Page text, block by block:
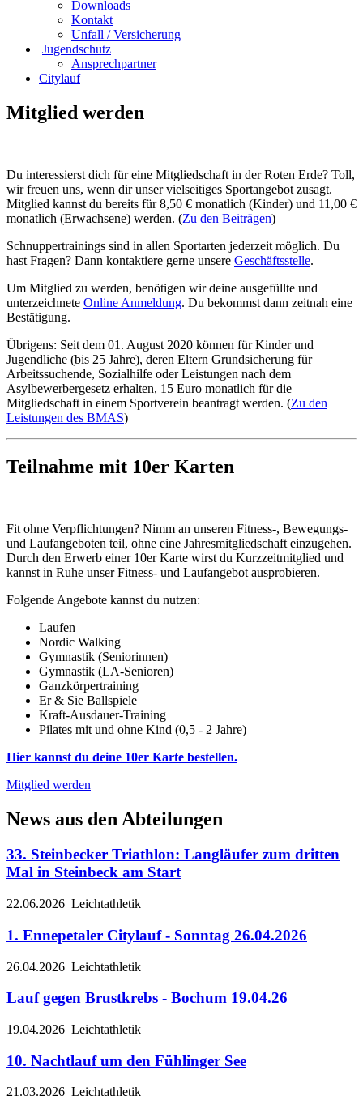
Downloads
Kontakt
Unfall / Versicherung
Jugendschutz
Ansprechpartner
Citylauf
Mitglied werden
Du interessierst dich für eine Mitgliedschaft in der Roten Erde? Toll,
wir freuen uns, wenn dir unser vielseitiges Sportangebot zusagt.
Mitglied kannst du bereits für 8,50 € monatlich (Kinder) und 11,00 €
monatlich (Erwachsene) werden. (Zu den Beiträgen)
Schnuppertrainings sind in allen Sportarten jederzeit möglich. Du
hast Fragen? Dann kontaktiere gerne unsere Geschäftsstelle.
Um Mitglied zu werden, benötigen wir deine ausgefüllte und
unterzeichnete Online Anmeldung. Du bekommst dann zeitnah eine
Bestätigung.
Übrigens: Seit dem 01. August 2020 können für Kinder und
Jugendliche (bis 25 Jahre), deren Eltern Grundsicherung für
Arbeitssuchende, Sozialhilfe oder Leistungen nach dem
Asylbewerbergesetz erhalten, 15 Euro monatlich für die
Mitgliedschaft in einem Sportverein beantragt werden. (Zu den
Leistungen des BMAS)
Teilnahme mit 10er Karten
Fit ohne Verpflichtungen? Nimm an unseren Fitness-, Bewegungs-
und Laufangeboten teil, ohne eine Jahresmitgliedschaft einzugehen.
Durch den Erwerb einer 10er Karte wirst du Kurzzeitmitglied und
kannst in Ruhe unser Fitness- und Laufangebot ausprobieren.
Folgende Angebote kannst du nutzen:
Laufen
Nordic Walking
Gymnastik (Seniorinnen)
Gymnastik (LA-Senioren)
Ganzkörpertraining
Er & Sie Ballspiele
Kraft-Ausdauer-Training
Pilates mit und ohne Kind (0,5 - 2 Jahre)
Hier kannst du deine 10er Karte bestellen.
Mitglied werden
News aus den Abteilungen
33. Steinbecker Triathlon: Langläufer zum dritten
Mal in Steinbeck am Start
22.06.2026 Leichtathletik
1. Ennepetaler Citylauf - Sonntag 26.04.2026
26.04.2026 Leichtathletik
Lauf gegen Brustkrebs - Bochum 19.04.26
19.04.2026 Leichtathletik
10. Nachtlauf um den Fühlinger See
21.03.2026 Leichtathletik